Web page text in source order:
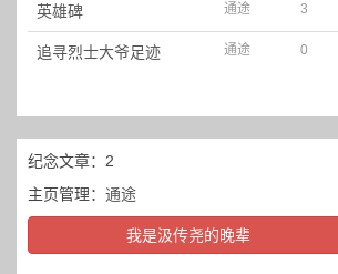
英雄碑 通途 3
追寻烈士大爷足迹 通途 0
纪念文章：2
主页管理： 通途
我是汲传尧的晚辈